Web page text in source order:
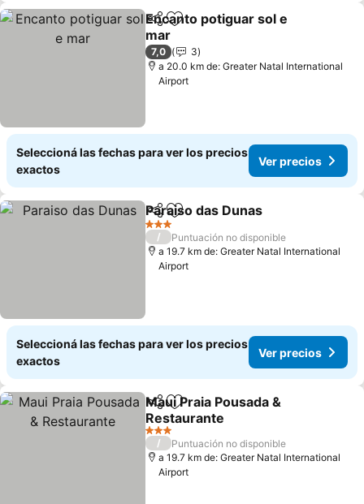
CompartirAñadir a favoritos
Encanto potiguar sol e
mar
7,0
3
a 20.0 km de: Greater Natal International
Airport
Seleccioná las fechas para ver los precios
exactos
Ver precios
CompartirAñadir a favoritos
Paraiso das Dunas
3 Estrellas
/
Puntuación no disponible
a 19.7 km de: Greater Natal International
Airport
Seleccioná las fechas para ver los precios
exactos
Ver precios
CompartirAñadir a favoritos
Maui Praia Pousada &
Restaurante
3 Estrellas
/
Puntuación no disponible
a 19.7 km de: Greater Natal International
Airport